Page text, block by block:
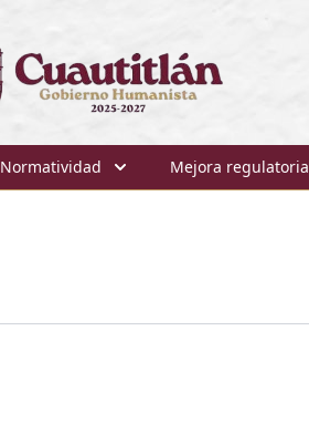
Normatividad Mejora regulatoria